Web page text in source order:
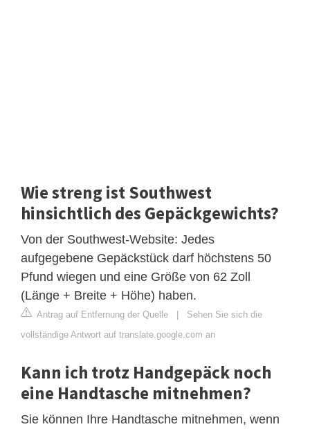
Wie streng ist Southwest
hinsichtlich des Gepäckgewichts?
Von der Southwest-Website: Jedes
aufgegebene Gepäckstück darf höchstens 50
Pfund wiegen und eine Größe von 62 Zoll
(Länge + Breite + Höhe) haben.
Antrag auf Entfernung der Quelle | Sehen Sie sich die
vollständige Antwort auf translate.google.com an
Kann ich trotz Handgepäck noch
eine Handtasche mitnehmen?
Sie können Ihre Handtasche mitnehmen, wenn